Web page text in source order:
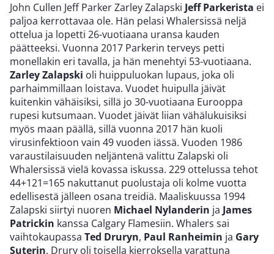
John Cullen Jeff Parker Zarley Zalapski Jeff Parkerista ei
paljoa kerrottavaa ole. Hän pelasi Whalersissä neljä
ottelua ja lopetti 26-vuotiaana uransa kauden
päätteeksi. Vuonna 2017 Parkerin terveys petti
monellakin eri tavalla, ja hän menehtyi 53-vuotiaana.
Zarley Zalapski oli huippuluokan lupaus, joka oli
parhaimmillaan loistava. Vuodet huipulla jäivät
kuitenkin vähäisiksi, sillä jo 30-vuotiaana Eurooppa
rupesi kutsumaan. Vuodet jäivät liian vähälukuisiksi
myös maan päällä, sillä vuonna 2017 hän kuoli
virusinfektioon vain 49 vuoden iässä. Vuoden 1986
varaustilaisuuden neljäntenä valittu Zalapski oli
Whalersissä vielä kovassa iskussa. 229 ottelussa tehot
44+121=165 nakuttanut puolustaja oli kolme vuotta
edellisestä jälleen osana treidiä. Maaliskuussa 1994
Zalapski siirtyi nuoren Michael Nylanderin ja James
Patrickin kanssa Calgary Flamesiin. Whalers sai
vaihtokaupassa Ted Druryn, Paul Ranheimin ja Gary
Suterin. Drury oli toisella kierroksella varattuna